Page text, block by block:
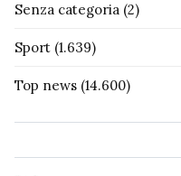
Senza categoria (2)
Sport (1.639)
Top news (14.600)